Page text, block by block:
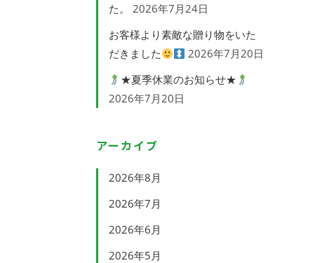
た。
2026年7月24日
お客様より素敵な贈り物をいた
だきました
2026年7月20日
★夏季休業のお知らせ★
2026年7月20日
アーカイブ
2026年8月
2026年7月
2026年6月
2026年5月